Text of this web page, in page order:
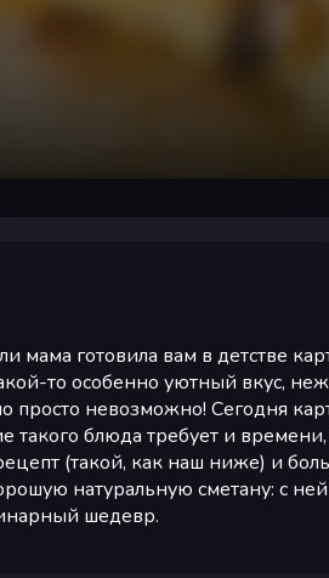
мама готовила вам в детстве
то особенно уютный вкус,
просто невозможно! Сегодня
такого блюда требует и
(такой, как наш ниже) и
натуральную сметану: с
шедевр.